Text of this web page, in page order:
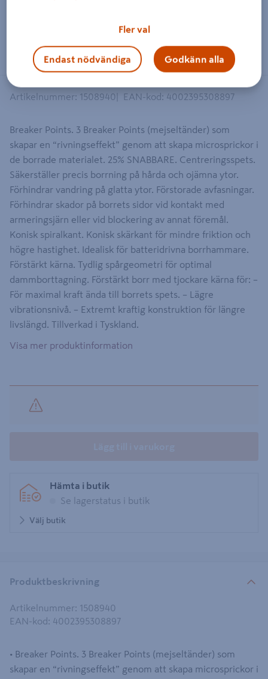
Artikelnummer: 1508940 EAN-kod : 4002395308897
Breaker Points. 3 Breaker Points (mejseltänder) som
skapar en “rivningseffekt” genom att skapa microsprickor i
de borrade materialet. 25% SNABBARE. Centreringsspets.
Säkerställer precis borrning på hårda och ojämna ytor.
Förhindrar vandring på glatta ytor. Förstorade avfasningar.
Förhindrar skador på borrets sidor vid kontakt med
armeringsjärn eller vid blockering av annat föremål.
Konisk spiralkant. Konisk skärkant för mindre friktion och
högre hastighet. Idealisk för batteridrivna borrhammare.
Förstärkt kärna. Tydlig spårgeometri för optimal
dammborttagning. Förstärkt borr med tjockare kärna för: –
För maximal kraft ända till borrets spets. – Lägre
vibrationsnivå. – Extremt kraftig konstruktion för längre
livslängd. Tillverkad i Tyskland.
Visa mer produktinformation
Hämta i butik
Se lagerstatus i butik
Välj butik
Produktbeskrivning
Artikelnummer: 1508940
EAN-kod : 4002395308897
• Breaker Points. 3 Breaker Points (mejseltänder) som
skapar en “rivningseffekt” genom att skapa microsprickor i
Fler val
Endast nödvändiga Godkänn alla